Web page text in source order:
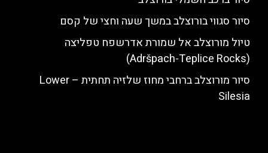
סיור סגווי בורוצלב במשך שעה וחצי של קסם
טיול מורוצלב אל שמורת אדרשפח טפליצה
(Adršpach-Teplice Rocks)
סיור מורוצלב ברחבי מחוז שלזיה תחתית – Lower
Silesia